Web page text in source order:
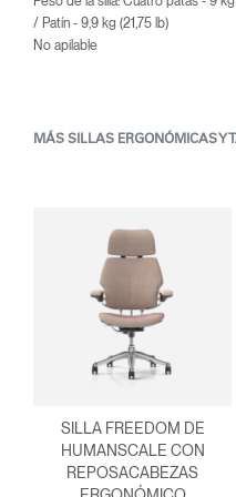
/ Patín - 9,9 kg (21,75 lb)
No apilable
MÁS SILLAS ERGONÓMICAS Y
SILLA FREEDOM DE
HUMANSCALE CON
REPOSACABEZAS